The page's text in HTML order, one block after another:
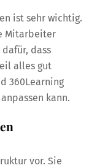
ist sehr wichtig.
Mitarbeiter
dass
alles gut
360Learning
kann.
vor. Sie